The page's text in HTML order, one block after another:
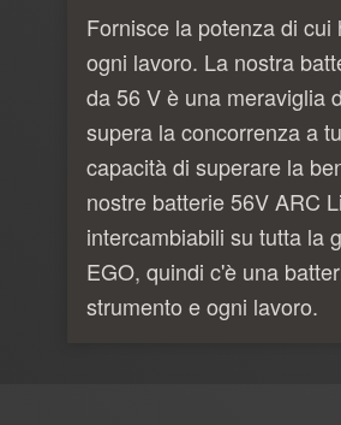
Fornisce la potenza di cui
ogni lavoro. La nostra
da 56 V è una meraviglia
supera la concorrenza a
capacità di superare la
nostre batterie 56V ARC
intercambiabili su tutta la
EGO, quindi c'è una
strumento e ogni lavoro.